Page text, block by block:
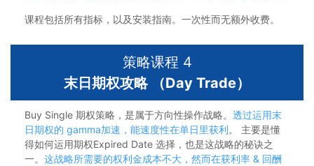
课程包括所有指标，以及安装指南。一次性而无额外收费。
策略课程 4
末日期权攻略 （Day Trade）
Buy Single 期权策略，是属于方向性操作战略。 透过运用末
日期权的 gamma加速，能速度性在单日里获利。 主要是懂
得如何运用期权Expired Date 选择，也是这战略的秘诀之
一。 这战略所需要的权利金成本不大，然而在获利率 & 回酬